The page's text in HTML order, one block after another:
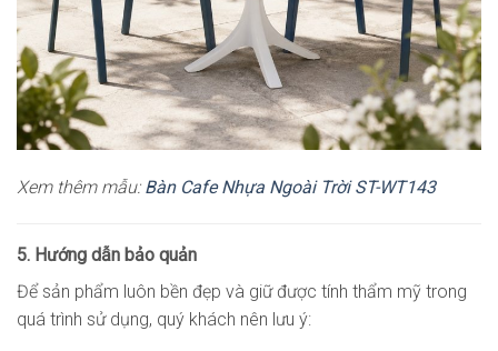
Xem thêm mẫu: Bàn Cafe Nhựa Ngoài Trời ST-WT143
5. Hướng dẫn bảo quản
Để sản phẩm luôn bền đẹp và giữ được tính thẩm mỹ trong
quá trình sử dụng, quý khách nên lưu ý: